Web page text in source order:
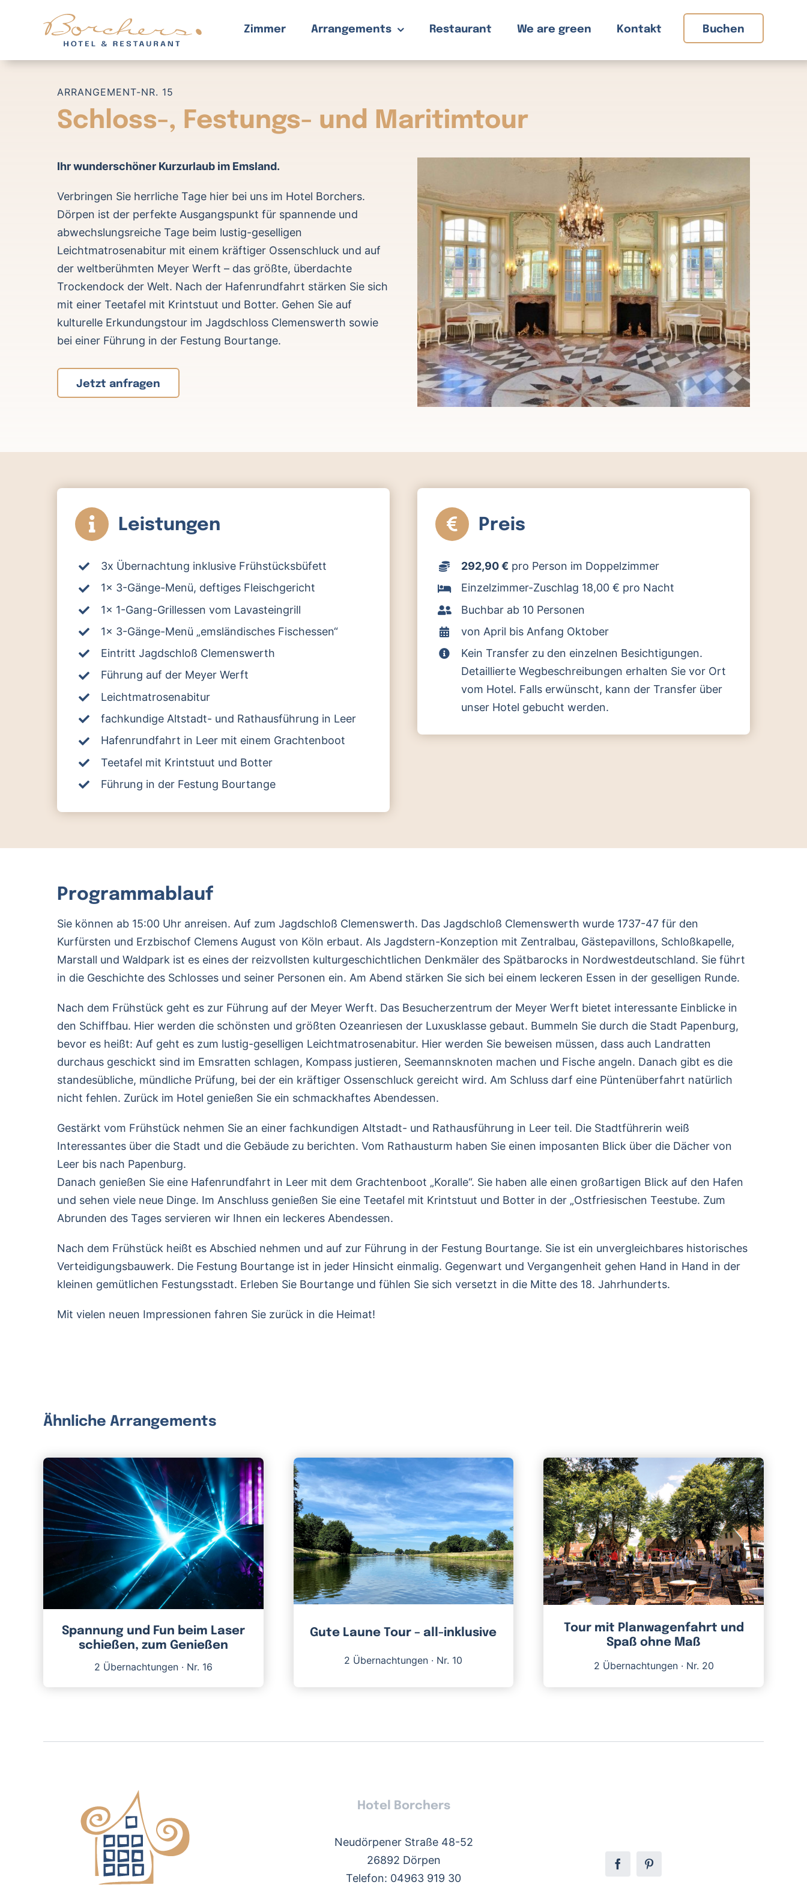
Zimmer Arrangements Restaurant We are green Kontakt Buchen
ARRANGEMENT-NR. 15
Schloss-, Festungs- und Maritimtour
Ihr wunderschöner Kurzurlaub im Emsland.
Verbringen Sie herrliche Tage hier bei uns im Hotel Borchers.
Dörpen ist der perfekte Ausgangspunkt für spannende und
abwechslungsreiche Tage beim lustig-geselligen
Leichtmatrosenabitur mit einem kräftiger Ossenschluck und auf
der weltberühmten Meyer Werft – das größte, überdachte
Trockendock der Welt. Nach der Hafenrundfahrt stärken Sie sich
mit einer Teetafel mit Krintstuut und Botter. Gehen Sie auf
kulturelle Erkundungstour im Jagdschloss Clemenswerth sowie
bei einer Führung in der Festung Bourtange.
Jetzt anfragen
Leistungen
3x Übernachtung inklusive Frühstücksbüfett
1x 3-Gänge-Menü, deftiges Fleischgericht
1x 1-Gang-Grillessen vom Lavasteingrill
1x 3-Gänge-Menü „emsländisches Fischessen“
Eintritt Jagdschloß Clemenswerth
Führung auf der Meyer Werft
Leichtmatrosenabitur
fachkundige Altstadt- und Rathausführung in Leer
Hafenrundfahrt in Leer mit einem Grachtenboot
Teetafel mit Krintstuut und Botter
Führung in der Festung Bourtange
Preis
292,90 € pro Person im Doppelzimmer
Einzelzimmer-Zuschlag 18,00 € pro Nacht
Buchbar ab 10 Personen
von April bis Anfang Oktober
Kein Transfer zu den einzelnen Besichtigungen.
Detaillierte Wegbeschreibungen erhalten Sie vor Ort
vom Hotel. Falls erwünscht, kann der Transfer über
unser Hotel gebucht werden.
Programmablauf
Sie können ab 15:00 Uhr anreisen. Auf zum Jagdschloß Clemenswerth. Das Jagdschloß Clemenswerth wurde 1737-47 für den
Kurfürsten und Erzbischof Clemens August von Köln erbaut. Als Jagdstern-Konzeption mit Zentralbau, Gästepavillons, Schloßkapelle,
Marstall und Waldpark ist es eines der reizvollsten kulturgeschichtlichen Denkmäler des Spätbarocks in Nordwestdeutschland. Sie führt
in die Geschichte des Schlosses und seiner Personen ein. Am Abend stärken Sie sich bei einem leckeren Essen in der geselligen Runde.
Nach dem Frühstück geht es zur Führung auf der Meyer Werft. Das Besucherzentrum der Meyer Werft bietet interessante Einblicke in
den Schiffbau. Hier werden die schönsten und größten Ozeanriesen der Luxusklasse gebaut. Bummeln Sie durch die Stadt Papenburg,
bevor es heißt: Auf geht es zum lustig-geselligen Leichtmatrosenabitur. Hier werden Sie beweisen müssen, dass auch Landratten
durchaus geschickt sind im Emsratten schlagen, Kompass justieren, Seemannsknoten machen und Fische angeln. Danach gibt es die
standesübliche, mündliche Prüfung, bei der ein kräftiger Ossenschluck gereicht wird. Am Schluss darf eine Püntenüberfahrt natürlich
nicht fehlen. Zurück im Hotel genießen Sie ein schmackhaftes Abendessen.
Gestärkt vom Frühstück nehmen Sie an einer fachkundigen Altstadt- und Rathausführung in Leer teil. Die Stadtführerin weiß
Interessantes über die Stadt und die Gebäude zu berichten. Vom Rathausturm haben Sie einen imposanten Blick über die Dächer von
Leer bis nach Papenburg.
Danach genießen Sie eine Hafenrundfahrt in Leer mit dem Grachtenboot „Koralle“. Sie haben alle einen großartigen Blick auf den Hafen
und sehen viele neue Dinge. Im Anschluss genießen Sie eine Teetafel mit Krintstuut und Botter in der „Ostfriesischen Teestube. Zum
Abrunden des Tages servieren wir Ihnen ein leckeres Abendessen.
Nach dem Frühstück heißt es Abschied nehmen und auf zur Führung in der Festung Bourtange. Sie ist ein unvergleichbares historisches
Verteidigungsbauwerk. Die Festung Bourtange ist in jeder Hinsicht einmalig. Gegenwart und Vergangenheit gehen Hand in Hand in der
kleinen gemütlichen Festungsstadt. Erleben Sie Bourtange und fühlen Sie sich versetzt in die Mitte des 18. Jahrhunderts.
Mit vielen neuen Impressionen fahren Sie zurück in die Heimat!
Ähnliche Arrangements
Spannung und Fun beim Laser
schießen, zum Genießen
2 Übernachtungen· Nr. 16
Gute Laune Tour – all-inklusive
2 Übernachtungen · Nr. 10
Tour mit Planwagenfahrt und
Spaß ohne Maß
2 Übernachtungen· Nr. 20
Hotel Borchers
Neudörpener Straße 48-52
26892 Dörpen
Telefon: 04963 919 30